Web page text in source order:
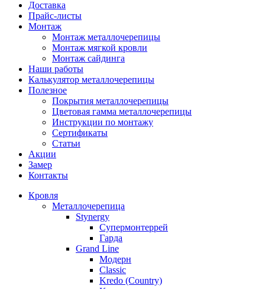
Доставка
Прайс-листы
Монтаж
Монтаж металлочерепицы
Монтаж мягкой кровли
Монтаж сайдинга
Наши работы
Калькулятор металлочерепицы
Полезное
Покрытия металлочерепицы
Цветовая гамма металлочерепицы
Инструкции по монтажу
Сертификаты
Статьи
Акции
Замер
Контакты
Кровля
Металлочерепица
Stynergy
Супермонтеррей
Гарда
Grand Line
Модерн
Classic
Kredo (Country)